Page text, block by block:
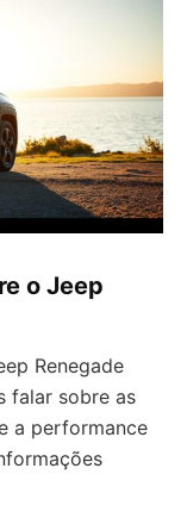
o Jeep
Renegade
falar sobre as
a performance